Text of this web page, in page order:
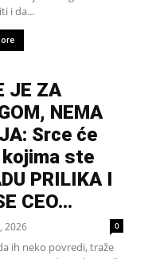
i da...
JE ZA
NEMA
Srce će
ste
PRILIKA I
CEO...
2026 0
ih neko povredi, traže